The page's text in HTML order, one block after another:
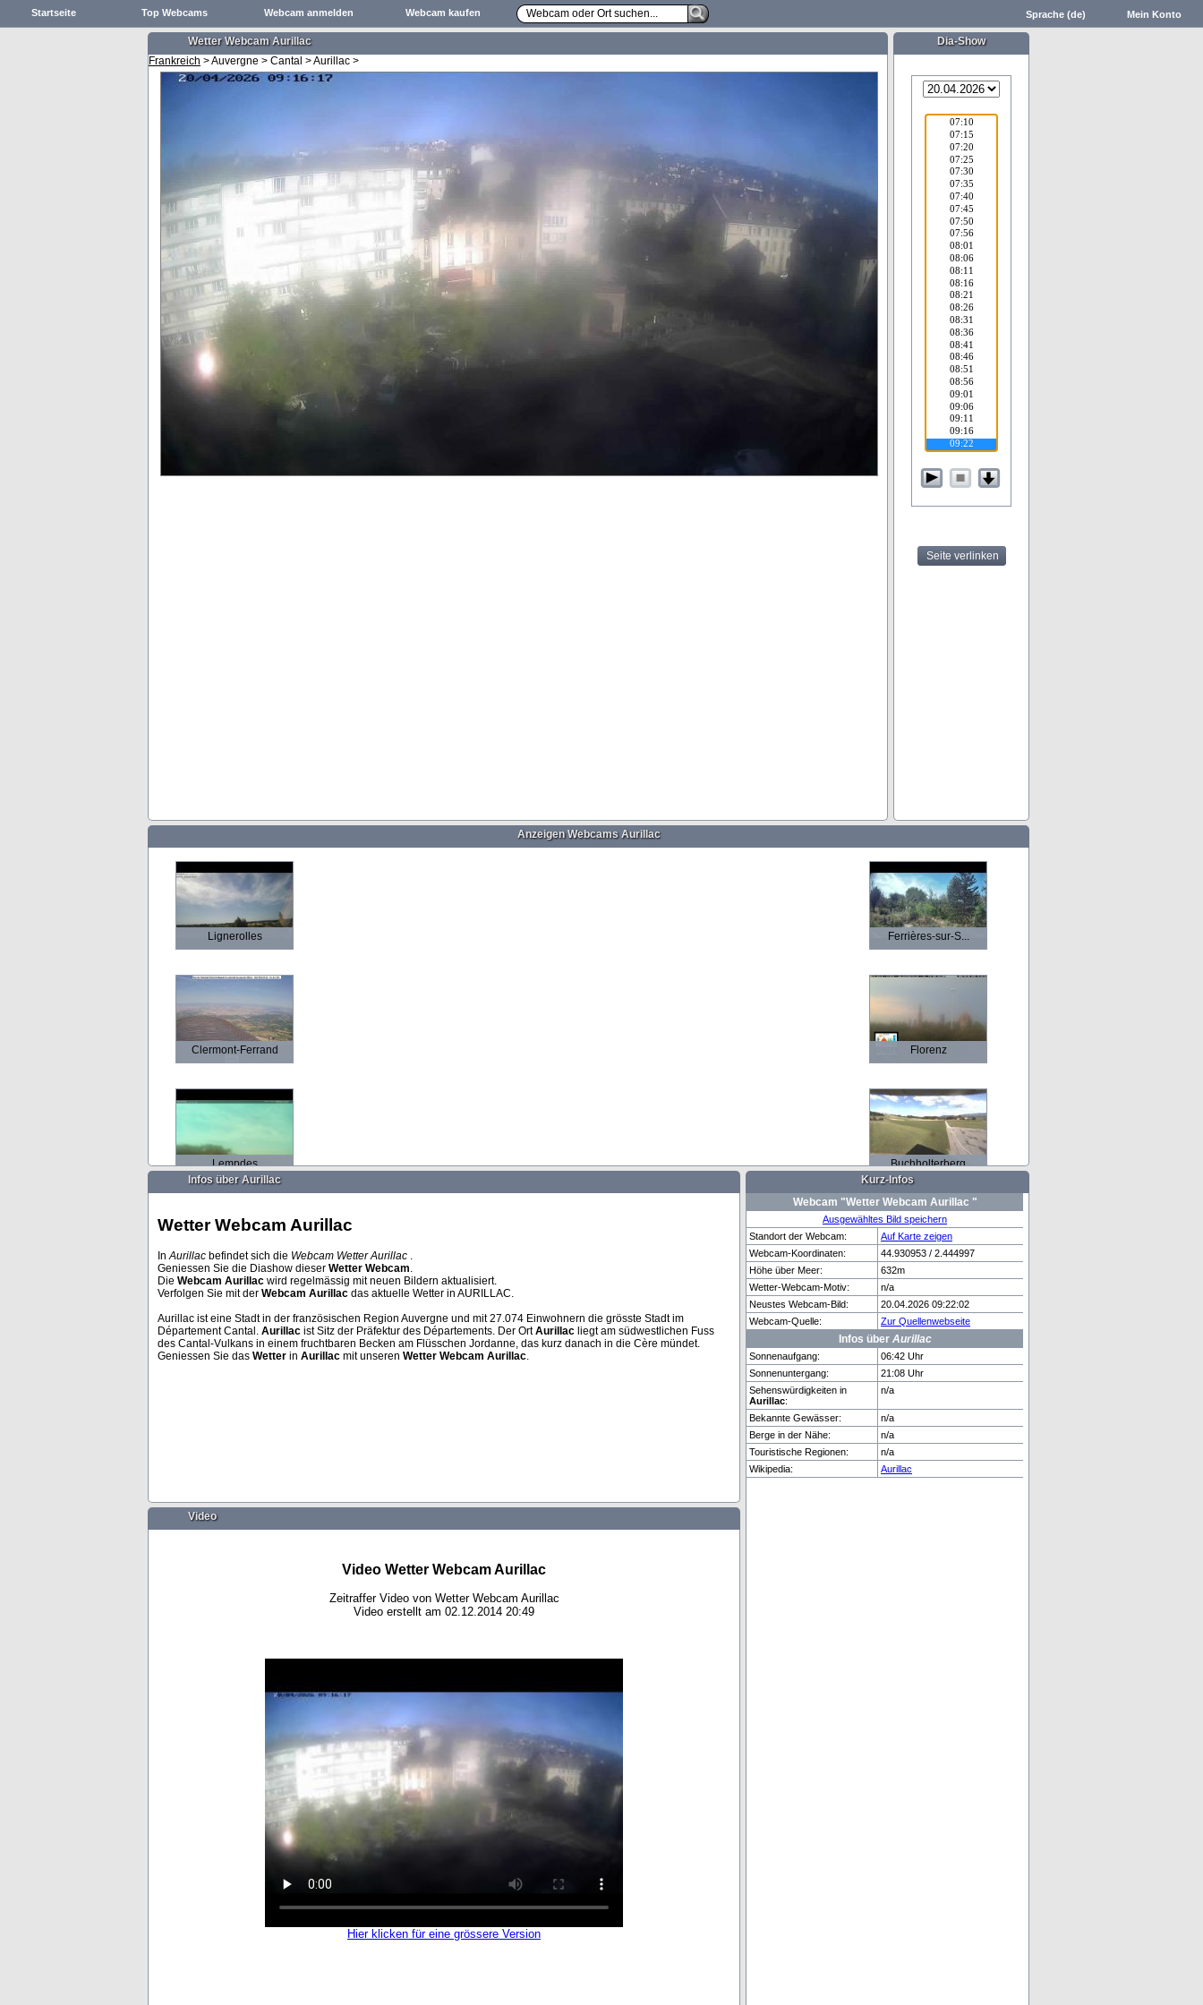
Startseite Top Webcams Webcam anmelden Webcam kaufen Mein Konto
Sprache (de)
Wetter Webcam Aurillac
Frankreich > Auvergne > Cantal > Aurillac >
Dia-Show
Seite verlinken
Anzeigen Webcams Aurillac
Lignerolles
Clermont-Ferrand
Lempdes
Ferrières-sur-S...
Florenz
Buchholterberg
Venedig Andermatt Zweisimmen Feldberg München
1 weitere Webcam in Aurillac vorhanden.
Kurz-Infos
Webcam "Wetter Webcam Aurillac "
Ausgewähltes Bild speichern
Standort der Webcam:
Auf Karte zeigen
Webcam-Koordinaten:
44.930953 / 2.444997
Höhe über Meer:
632m
Wetter-Webcam-Motiv:
n/a
Neustes Webcam-Bild:
20.04.2026 09:22:02
Webcam-Quelle:
Zur Quellenwebseite
Infos über Aurillac
Sonnenaufgang:
06:42 Uhr
Sonnenuntergang:
21:08 Uhr
Sehenswürdigkeiten in
Aurillac:
n/a
Bekannte Gewässer:
n/a
Berge in der Nähe:
n/a
Touristische Regionen:
n/a
Wikipedia:
Aurillac
Infos über Aurillac
Wetter Webcam Aurillac
InAurillac befindet sich die Webcam Wetter Aurillac .
Geniessen Sie die Diashow dieser Wetter Webcam.
Die Webcam Aurillac wird regelmässig mit neuen Bildern aktualisiert.
Verfolgen Sie mit der Webcam Aurillac das aktuelle Wetter in AURILLAC.
Aurillac ist eine Stadt in der französischen Region Auvergne und mit 27.074 Einwohnern die grösste Stadt im
Département Cantal. Aurillac ist Sitz der Präfektur des Départements. Der OrtAurillac liegt am südwestlichen Fuss
des Cantal-Vulkans in einem fruchtbaren Becken am Flüsschen Jordanne, das kurz danach in die Cère mündet.
Geniessen Sie das Wetter in Aurillac mit unseren Wetter Webcam Aurillac.
Video
Video Wetter Webcam Aurillac
Zeitraffer Video von Wetter Webcam Aurillac
Video erstellt am 02.12.2014 20:49
Hier klicken für eine grössere Version